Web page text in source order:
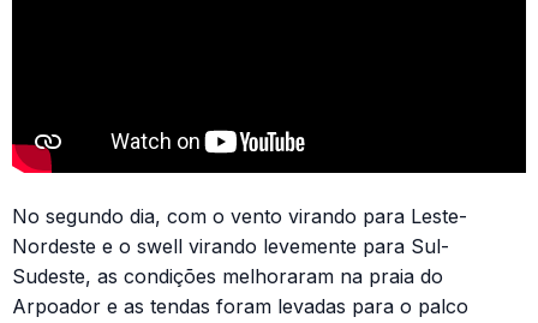
No segundo dia, com o vento virando para Leste-
Nordeste e o swell virando levemente para Sul-
Sudeste, as condições melhoraram na praia do
Arpoador e as tendas foram levadas para o palco